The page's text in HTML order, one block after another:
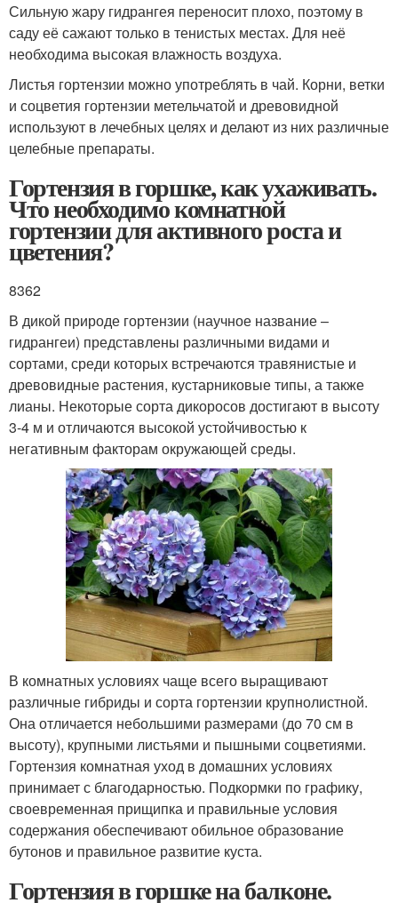
Сильную жару гидрангея переносит плохо, поэтому в
саду её сажают только в тенистых местах. Для неё
необходима высокая влажность воздуха.
Листья гортензии можно употреблять в чай. Корни, ветки
и соцветия гортензии метельчатой и древовидной
используют в лечебных целях и делают из них различные
целебные препараты.
Гортензия в горшке, как ухаживать.
Что необходимо комнатной
гортензии для активного роста и
цветения?
8362
В дикой природе гортензии (научное название –
гидрангеи) представлены различными видами и
сортами, среди которых встречаются травянистые и
древовидные растения, кустарниковые типы, а также
лианы. Некоторые сорта дикоросов достигают в высоту
3-4 м и отличаются высокой устойчивостью к
негативным факторам окружающей среды.
В комнатных условиях чаще всего выращивают
различные гибриды и сорта гортензии крупнолистной.
Она отличается небольшими размерами (до 70 см в
высоту), крупными листьями и пышными соцветиями.
Гортензия комнатная уход в домашних условиях
принимает с благодарностью. Подкормки по графику,
своевременная прищипка и правильные условия
содержания обеспечивают обильное образование
бутонов и правильное развитие куста.
Гортензия в горшке на балконе.